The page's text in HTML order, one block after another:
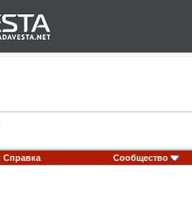
Справка Сообщество